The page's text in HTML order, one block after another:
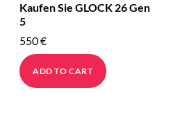
Kaufen Sie GLOCK 26 Gen
5
550€
ADD TO CART